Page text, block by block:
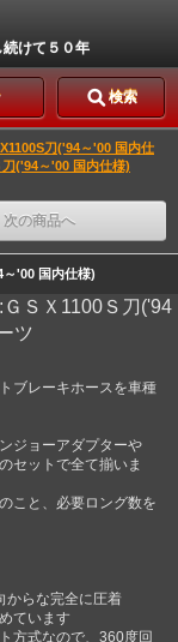
けて５０年
検索
刀('94～'00 国内仕
('94～'00 国内仕様)
次の商品へ
'00 国内仕様)
ブレーキホースを車種
ジョーアダプターや
セットで全て揃いま
こと、必要ロング数を
らな完全に圧着
ています
式なので、360度回